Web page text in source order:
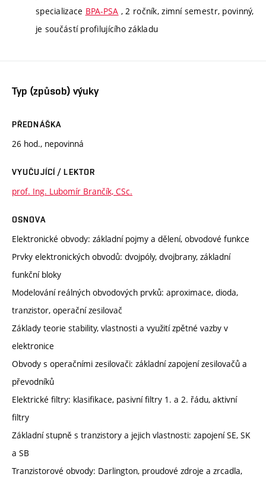
specializace BPA-PSA , 2 ročník, zimní semestr, povinný,
je součástí profilujícího základu
Typ (způsob) výuky
PŘEDNÁŠKA
26 hod., nepovinná
VYUČUJÍCÍ / LEKTOR
prof. Ing. Lubomír Brančík, CSc.
OSNOVA
Elektronické obvody: základní pojmy a dělení, obvodové funkce
Prvky elektronických obvodů: dvojpóly, dvojbrany, základní
funkční bloky
Modelování reálných obvodových prvků: aproximace, dioda,
tranzistor, operační zesilovač
Základy teorie stability, vlastnosti a využití zpětné vazby v
elektronice
Obvody s operačními zesilovači: základní zapojení zesilovačů a
převodníků
Elektrické filtry: klasifikace, pasivní filtry 1. a 2. řádu, aktivní
filtry
Základní stupně s tranzistory a jejich vlastnosti: zapojení SE, SK
a SB
Tranzistorové obvody: Darlington, proudové zdroje a zrcadla,